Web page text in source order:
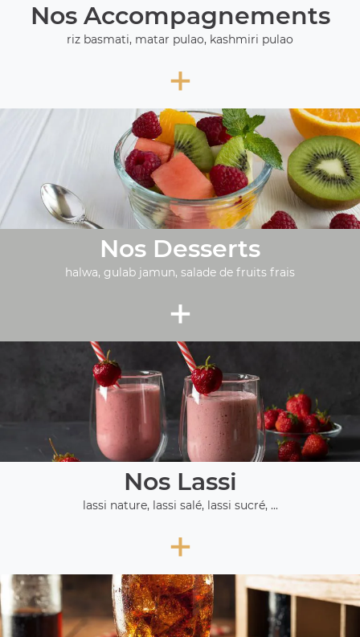
Nos Accompagnements
riz basmati, matar pulao, kashmiri pulao
+
Nos Desserts
halwa, gulab jamun, salade de fruits frais
+
Nos Lassi
lassi nature, lassi salé, lassi sucré, ...
+